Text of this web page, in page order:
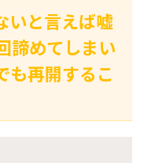
いと言えば嘘
諦めてしまい
再開するこ